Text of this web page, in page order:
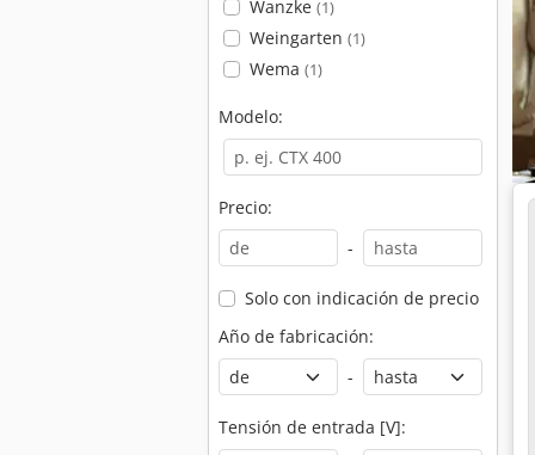
Wanzke (1)
Weingarten (1)
Wema (1)
Modelo:
Precio:
-
Solo con indicación de precio
Año de fabricación:
-
Tensión de entrada [V]: